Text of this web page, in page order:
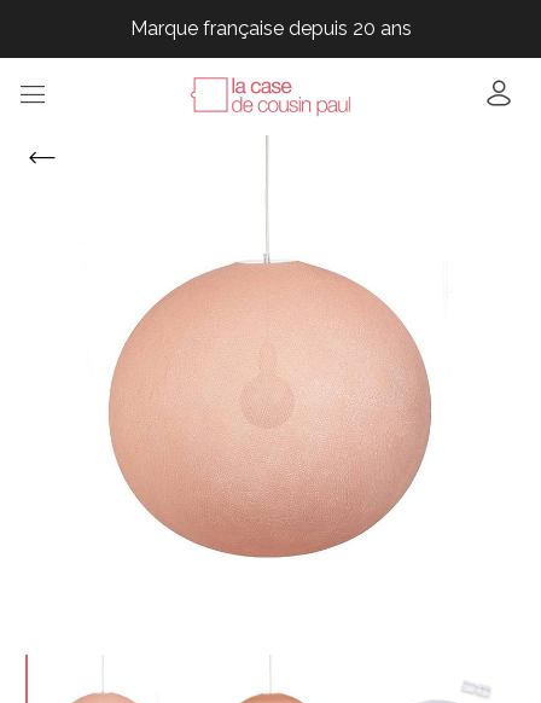
Marque française depuis 20 ans
Marque française depuis 20 ans